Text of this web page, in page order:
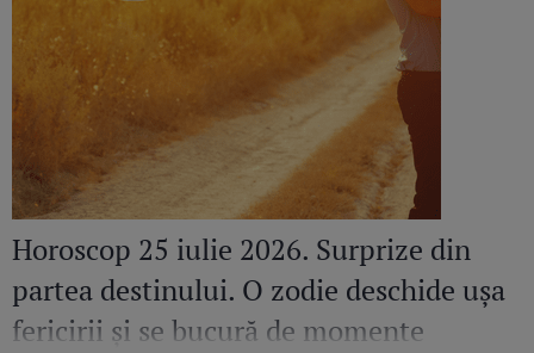
Horoscop 25 iulie 2026. Surprize din
partea destinului. O zodie deschide ușa
fericirii și se bucură de momente